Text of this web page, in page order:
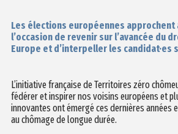
Les élections européennes approchent
l’occasion de revenir sur l’avancée du
Europe et d’interpeller les candidat·es
L’initiative française de Territoires zéro
fédérer et inspirer nos voisins européens et
innovantes ont émergé ces dernières années
au chômage de longue durée.